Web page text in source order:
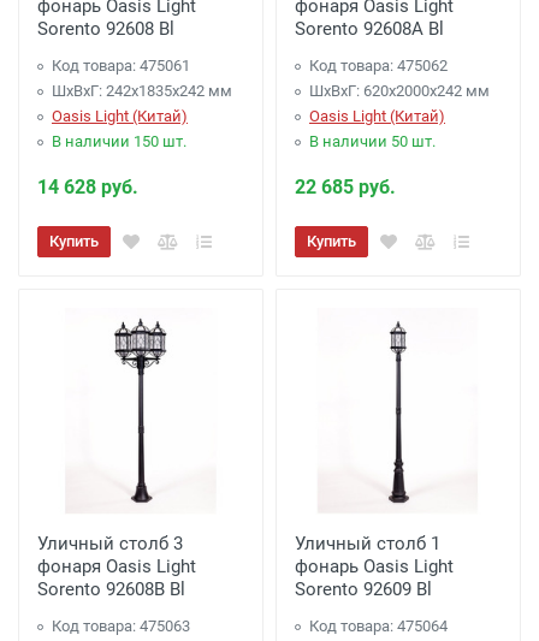
Подъем светильников
Подъем 100 рублей этаж (включая первый).
Подъем с использованием лифта :
Бесплатно.
фонарь Oasis Light
Sorento 92608 Bl
Код товара: 475061
ШхВхГ: 242х1835х242 мм
Oasis Light (Китай)
В наличии 150 шт.
14 628 руб.
Купить
фонаря Oasis Light
Sorento 92608A Bl
Код товара: 475062
ШхВхГ: 620х2000х242 мм
Oasis Light (Китай)
В наличии 50 шт.
22 685 руб.
Купить
Уличный столб 3
фонаря Oasis Light
Sorento 92608B Bl
Код товара: 475063
Уличный столб 1
фонарь Oasis Light
Sorento 92609 Bl
Код товара: 475064